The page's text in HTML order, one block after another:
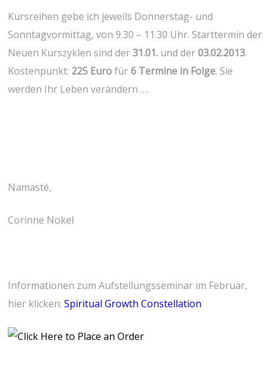
Kursreihen gebe ich jeweils Donnerstag- und
Sonntagvormittag, von 9.30 – 11.30 Uhr. Starttermin der
Neuen Kurszyklen sind der31.01. und der03.02.2013.
Kostenpunkt: 225 Eurofür6 Termine in Folge. Sie
werden Ihr Leben verändern ….
Namasté,
Corinne Nokel
Informationen zum Aufstellungsseminar im Februar,
hier klicken:Spiritual Growth Constellation